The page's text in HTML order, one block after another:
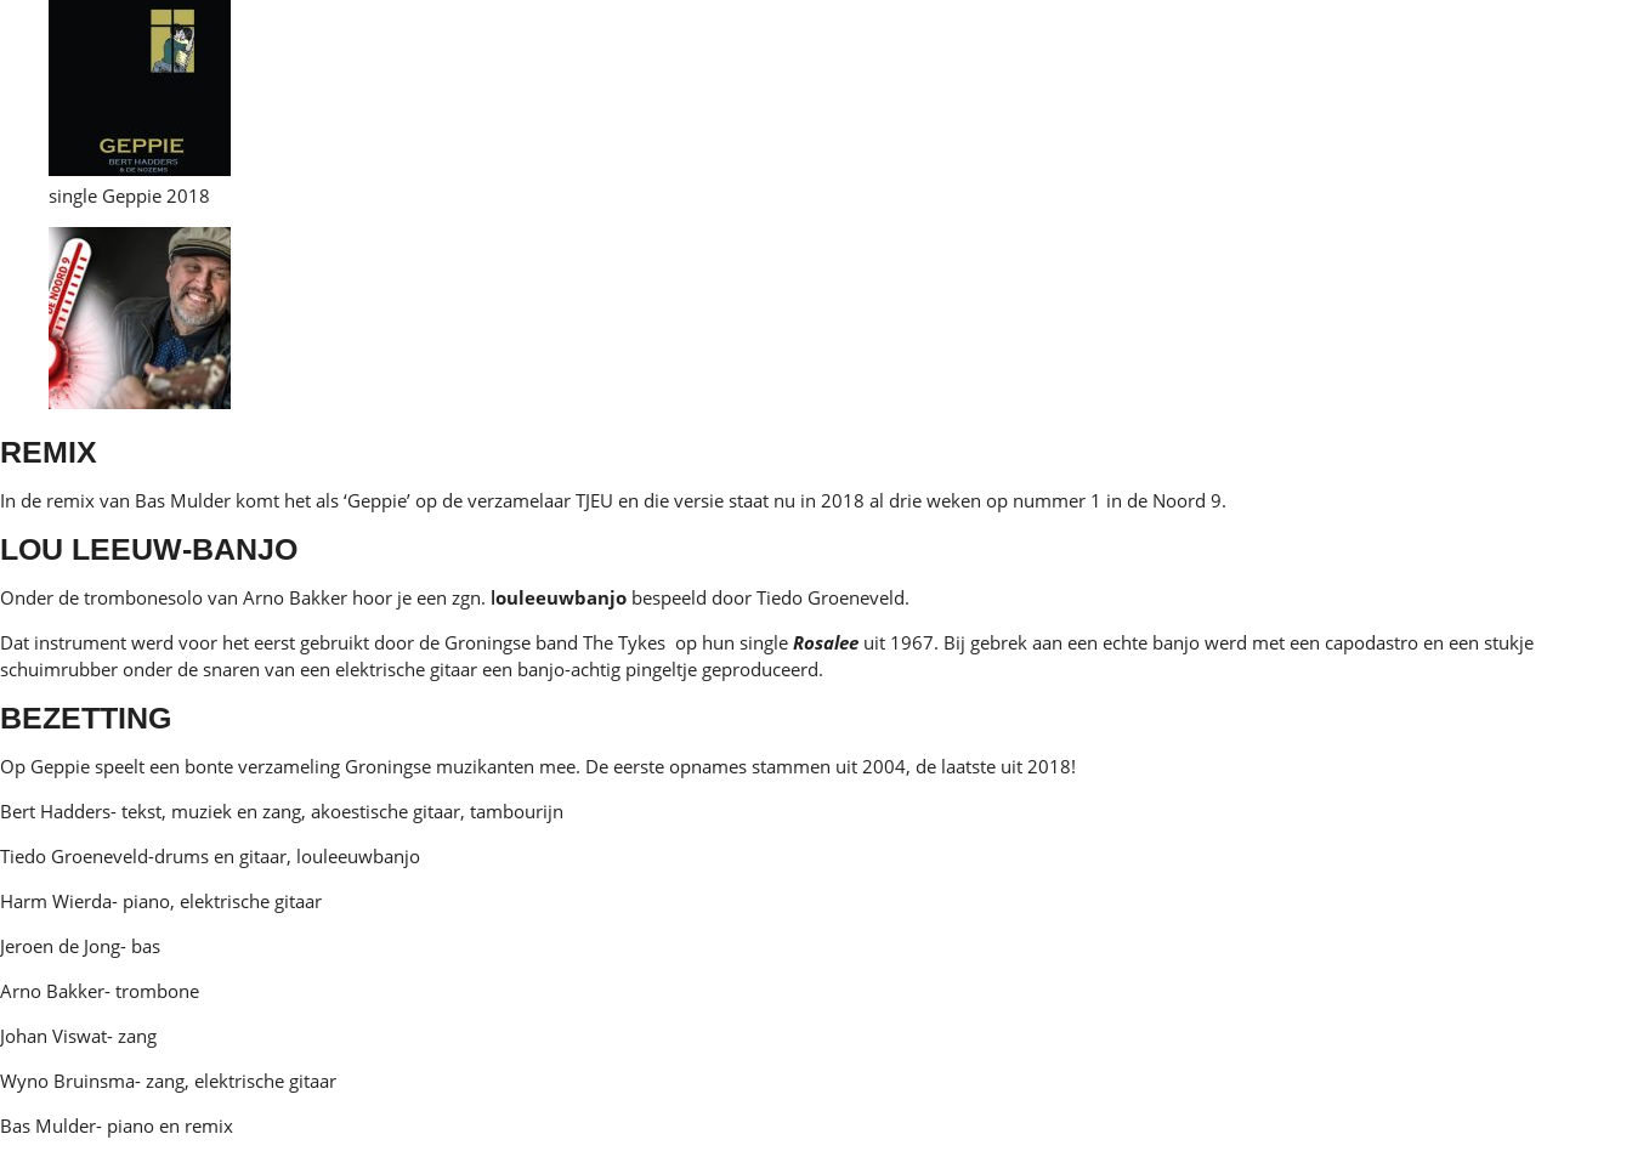
single Geppie 2018
REMIX
In de remix van Bas Mulder komt het als ‘Geppie’ op de verzamelaar TJEU en die versie staat nu in 2018 al drie weken op nummer 1 in de Noord 9.
LOU LEEUW-BANJO
Onder de trombonesolo van Arno Bakker hoor je een zgn. louleeuwbanjo bespeeld door Tiedo Groeneveld.
Dat instrument werd voor het eerst gebruikt door de Groningse band The Tykes op hun single Rosalee uit 1967. Bij gebrek aan een echte banjo werd met een capodastro en een stukje
schuimrubber onder de snaren van een elektrische gitaar een banjo-achtig pingeltje geproduceerd.
BEZETTING
Op Geppie speelt een bonte verzameling Groningse muzikanten mee. De eerste opnames stammen uit 2004, de laatste uit 2018!
Bert Hadders- tekst, muziek en zang, akoestische gitaar, tambourijn
Tiedo Groeneveld-drums en gitaar, louleeuwbanjo
Harm Wierda- piano, elektrische gitaar
Jeroen de Jong- bas
Arno Bakker- trombone
Johan Viswat- zang
Wyno Bruinsma- zang, elektrische gitaar
Bas Mulder- piano en remix